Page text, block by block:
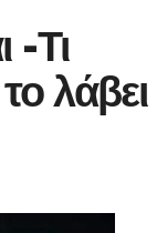
-Τι
λάβει